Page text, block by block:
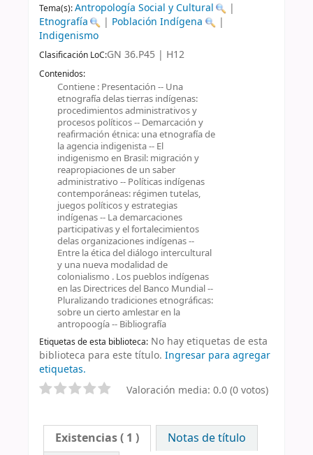
Tema(s):Antropología Social y Cultural
|
Etnografía
| Población Indígena
|
Indigenismo
Clasificación LoC:GN 36.P45 | H12
Contenidos:
Contiene : Presentación -- Una
etnografía delas tierras indígenas:
procedimientos administrativos y
procesos políticos -- Demarcación y
reafirmación étnica: una etnografía de
la agencia indigenista -- El
indigenismo en Brasil: migración y
reapropiaciones de un saber
administrativo -- Políticas indígenas
contemporáneas: régimen tutelas,
juegos políticos y estrategias
indígenas -- La demarcaciones
participativas y el fortalecimientos
delas organizaciones indígenas --
Entre la ética del diálogo intercultural
y una nueva modalidad de
colonialismo . Los pueblos indígenas
en las Directrices del Banco Mundial --
Pluralizando tradiciones etnográficas:
sobre un cierto amlestar en la
antropoogía -- Bibliografía
Etiquetas de esta biblioteca: No hay etiquetas de esta
biblioteca para este título. Ingresar para agregar
etiquetas.
Valoración media: 0.0 (0 votos)
Existencias( 1 )
Notas de título